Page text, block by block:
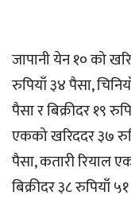
जापानी येन १० को
रुपियाँ ३४ पैसा,
पैसा र बिक्रीदर १९
एकको खरिददर ३७
पैसा, कतारी रियाल
बिक्रीदर ३८ रुपियाँ